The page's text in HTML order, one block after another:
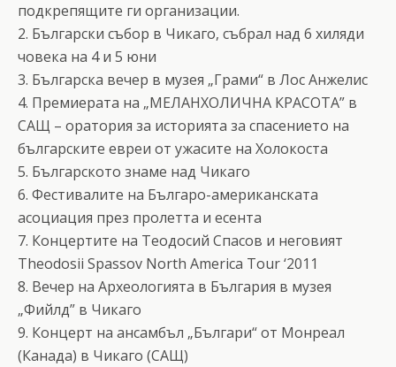
подкрепящите ги организации.
2. Български събор в Чикаго, събрал над 6 хиляди
човека на 4 и 5 юни
3. Българска вечер в музея „Грами“ в Лос Анжелис
4. Премиерата на „МЕЛАНХОЛИЧНА КРАСОТА” в
САЩ – оратория за историята за спасението на
българските евреи от ужасите на Холокоста
5. Българското знаме над Чикаго
6. Фестивалите на Българо-американската
асоциация през пролетта и есента
7. Концертите на Теодосий Спасов и неговият
Theodosii Spassov North America Tour ‘2011
8. Вечер на Археологията в България в музея
„Фийлд” в Чикаго
9. Концерт на ансамбъл „Българи“ от Монреал
(Канада) в Чикаго (САЩ)